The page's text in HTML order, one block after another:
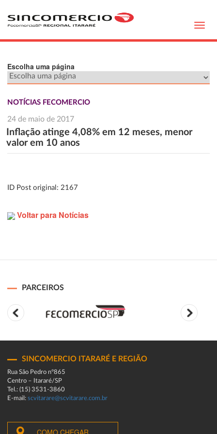
Escolha uma página
NOTÍCIAS FECOMERCIO
24 de maio de 2017
Inflação atinge 4,08% em 12 meses, menor
valor em 10 anos
ID Post original: 2167
Voltar para Notícias
PARCEIROS
SINCOMERCIO ITARARÉ E REGIÃO
Rua São Pedro n°865
Centro – Itararé/SP
Tel.: (15) 3531-3860
E-mail: scvitarare@scvitarare.com.br
COMO CHEGAR